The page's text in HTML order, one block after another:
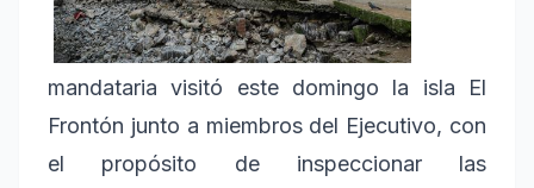
mandataria visitó este domingo la isla El
Frontón junto a miembros del Ejecutivo, con
el propósito de inspeccionar las